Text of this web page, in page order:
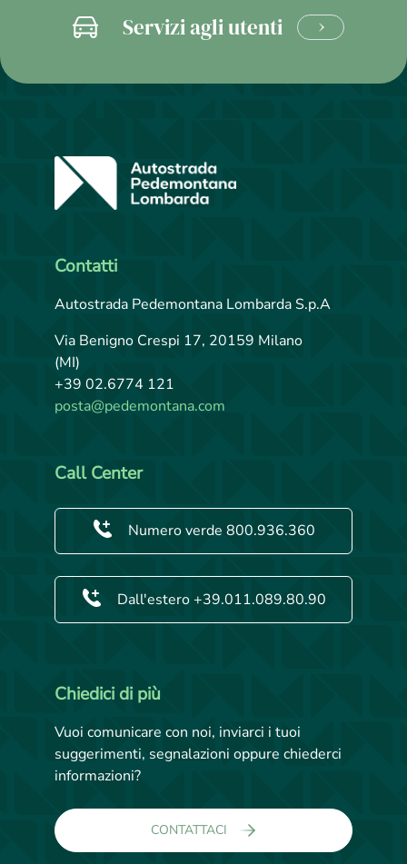
Servizi agli utenti
CLICCA
SCOPRI
Contatti
Autostrada Pedemontana Lombarda S.p.A
Via Benigno Crespi 17, 20159 Milano
(MI)
+39 02.6774 121
posta@pedemontana.com
Call Center
Numero verde 800.936.360
Dall'estero +39.011.089.80.90
Chiedici di più
Vuoi comunicare con noi, inviarci i tuoi
suggerimenti, segnalazioni oppure chiederci
informazioni?
CONTATTACI